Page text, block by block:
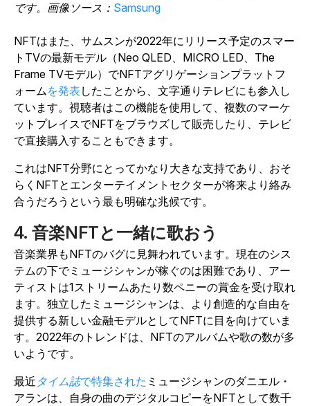
です。画像ソース： Samsung
NFTはまた、サムスンが2022年にリリース予定のスマー
トTVの最新モデル（Neo QLED、MICRO LED、The
Frame TVモデル）でNFTアグリゲーションプラットフ
ォーム を発表 したことから、文字通りテレビにも参入し
ています。視聴者はこの機能を使用して、複数のマーケ
ットプレイスでNFTをブラウズして販売したり、テレビ
で直接購入することもできます。
これはNFT分野にとってかなり大きな支持であり、おそ
らくNFTとエンターテイメントセクターが将来より絡み
合うだろうという最も明確な兆候です。
4. 音楽NFTと一緒に歌おう
音楽業界もNFTのバグに見舞われています。現在のシス
テムの下でミュージシャンが稼ぐのは困難であり、アー
ティストは1ストリームあたり数ペニーの賞金を受け取れ
ます。独立したミュージシャンは、より創造的な自由を
提供する新しい金融モデルとしてNFTに目を向けていま
す。2022年のトレンドは、NFTのアルバムや歌の数が多
いようです。
最近 タイム誌で特集された ミュージシャンのダニエル・
アランは、自身の曲のデジタルコピーをNFTとして数千